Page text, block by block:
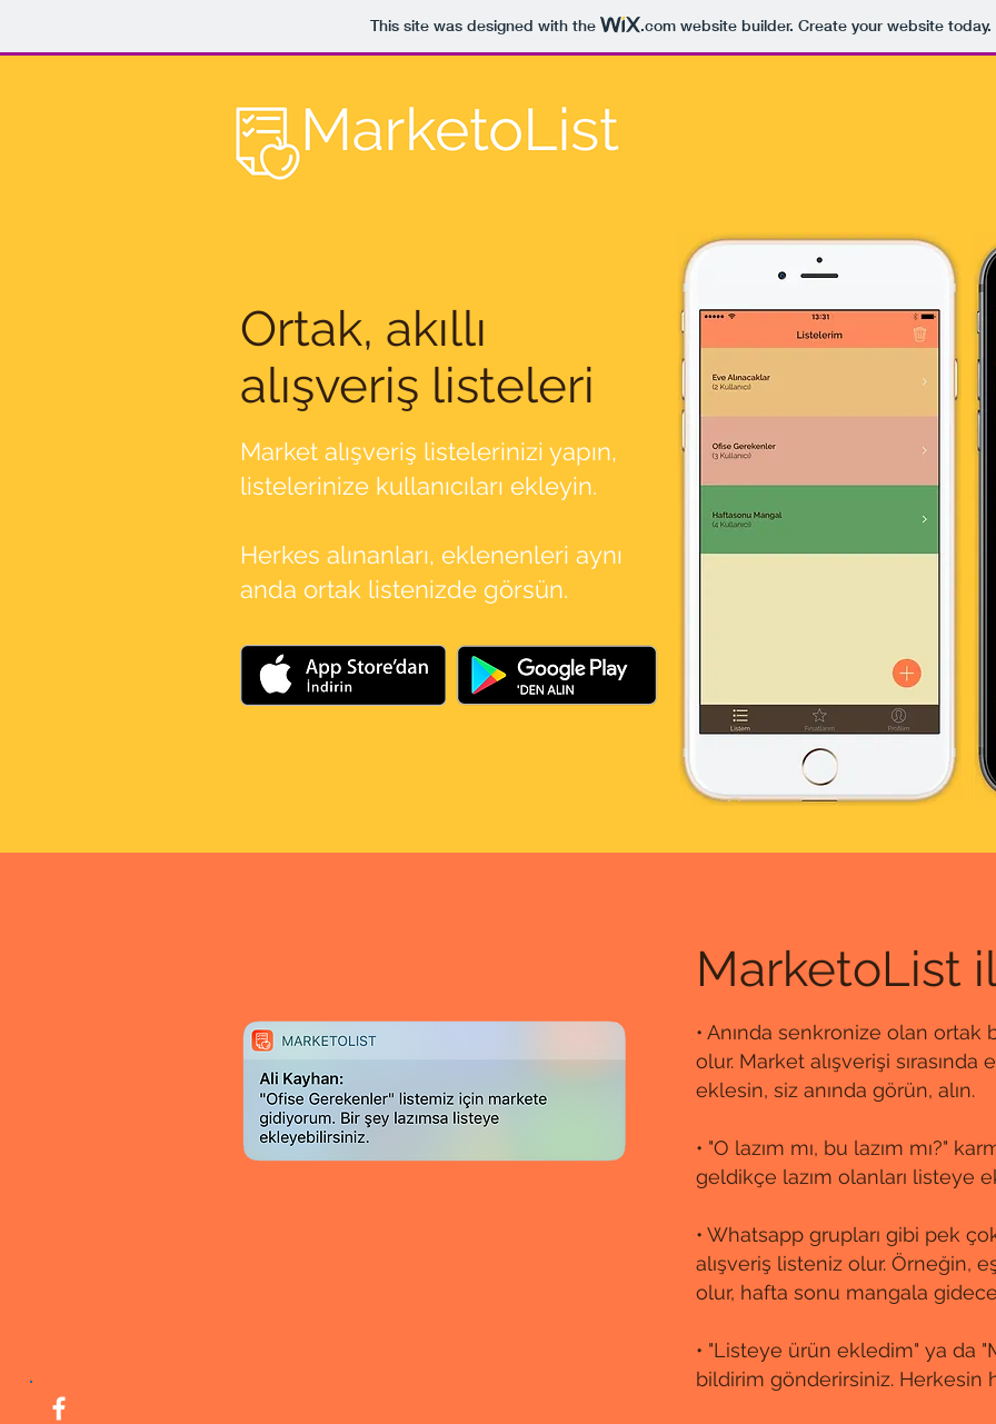
This site was designed with the .comwebsite builder. Create your website today.
MarketoList
• Anında senkronize olan ortak
olur. Market alışverişi sırasında
eklesin, siz anında görün, alın.
• "O lazım mı, bu lazım mı?"
geldikçe lazım olanları listeye
• Whatsapp grupları gibi pek
alışveriş listeniz olur. Örneğin,
olur, hafta sonu mangala
• "Listeye ürün ekledim" ya da
bildirim gönderirsiniz. Herkesin
Market alışveriş listelerinizi yapın,
listelerinize kullanıcıları ekleyin.
Herkes alınanları, eklenenleri aynı
anda ortak listenizde görsün.
Ortak, akıllı
alışveriş listeleri